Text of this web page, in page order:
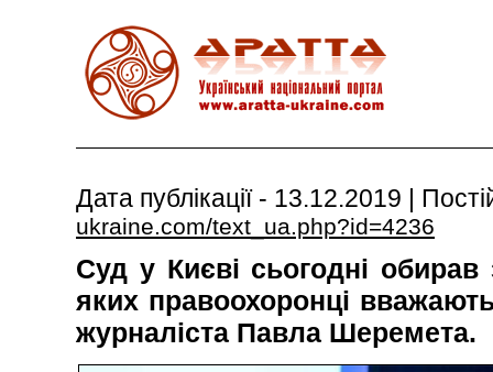
Дата публiкацiї - 13.12.2019 |
ukraine.com/text_ua.php?id=4236
Суд у Києві сьогодні обирав
яких правоохоронці
журналіста Павла Шеремета.